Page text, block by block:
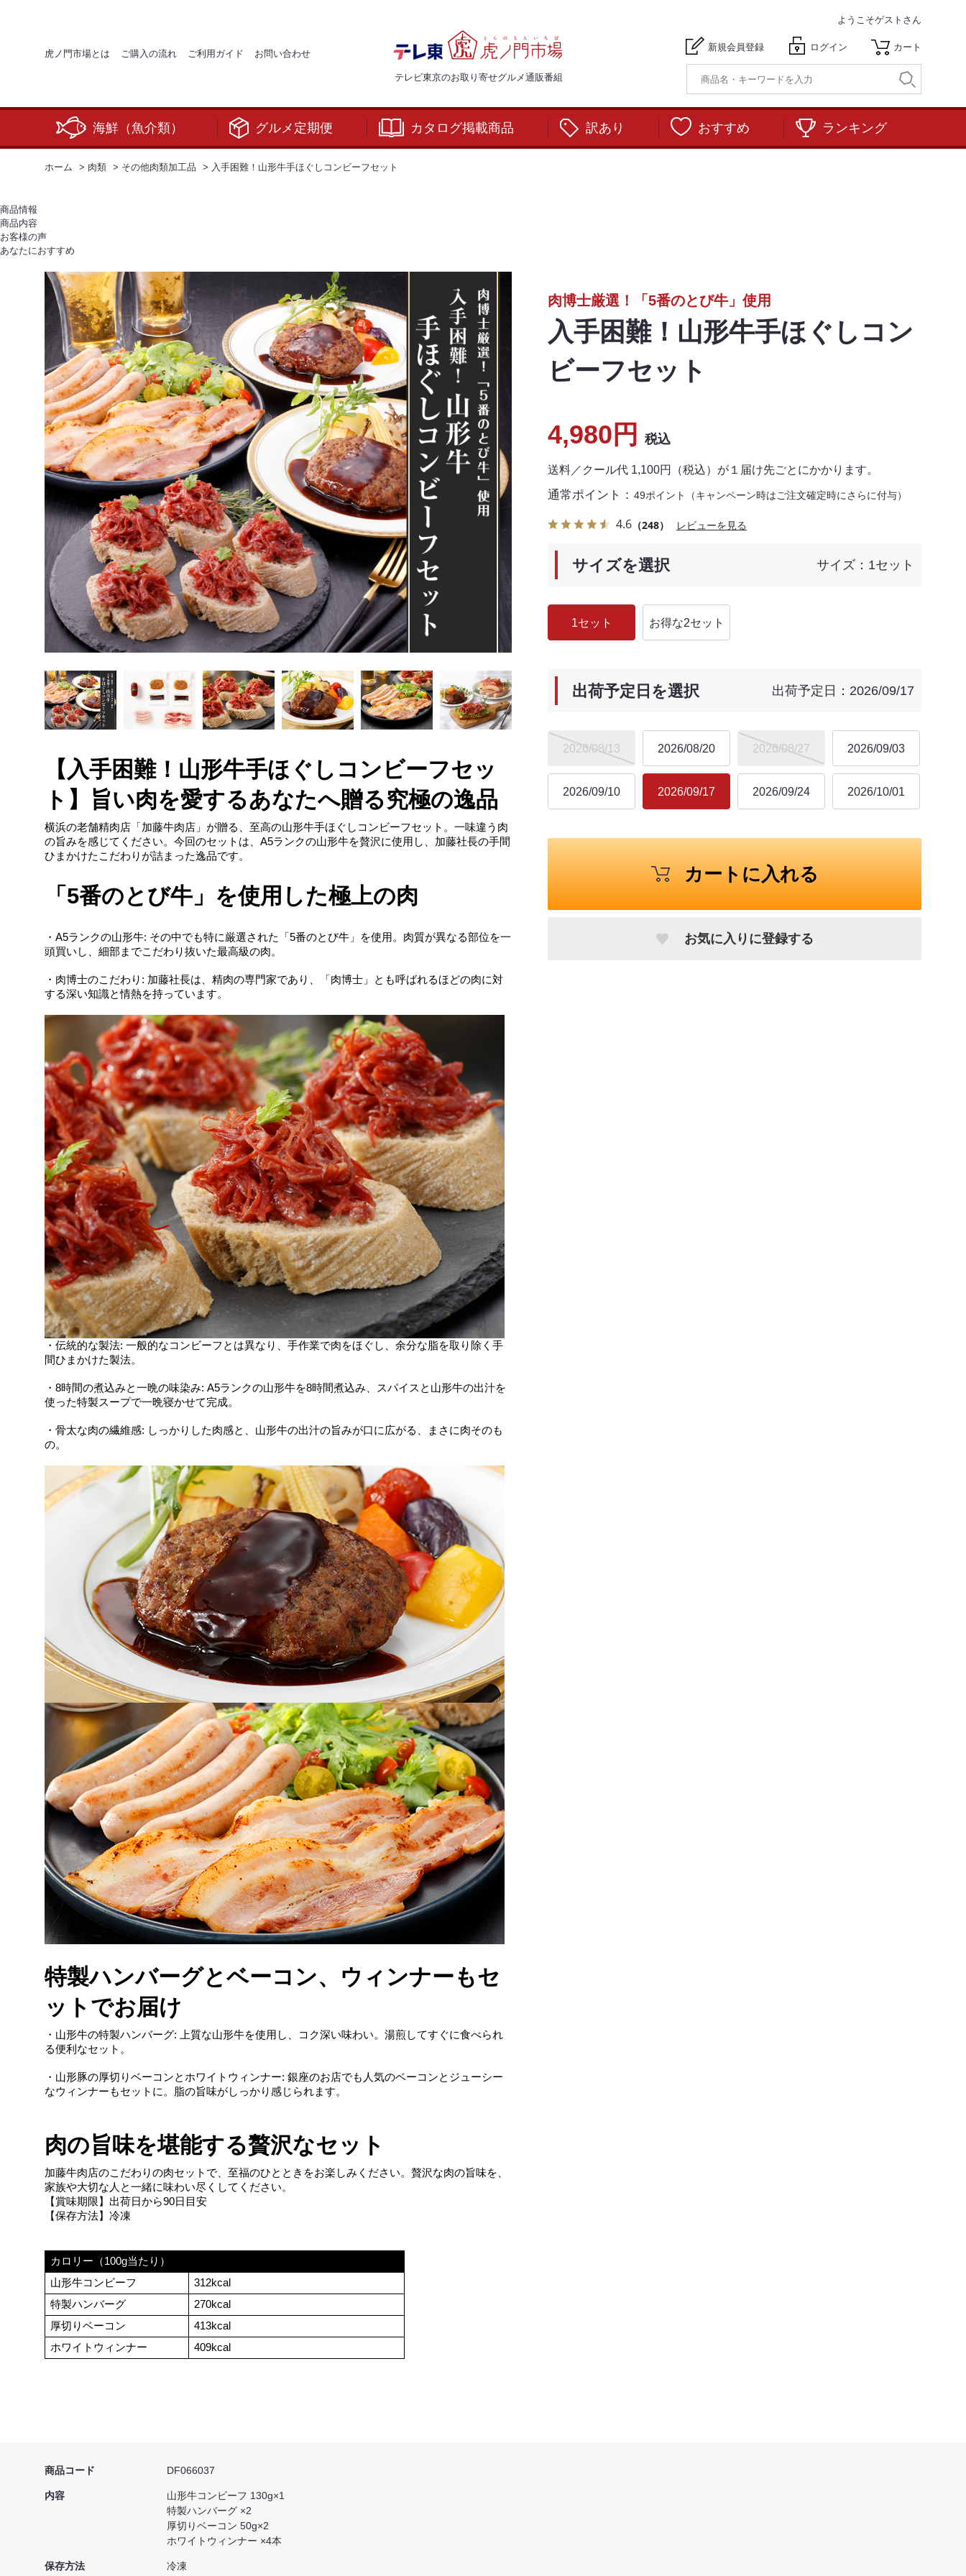
虎ノ門市場とは ご購入の流れ ご利用ガイド お問い合わせ
テレビ東京のお取り寄せグルメ通販番組
ようこそゲストさん
新規会員登録 ログイン カート
海鮮（魚介類） グルメ定期便 カタログ掲載商品 訳あり おすすめ ランキング
ホーム > 肉類 > その他肉類加工品 > 入手困難！山形牛手ほぐしコンビーフセット
商品情報
商品内容
お客様の声
あなたにおすすめ
【入手困難！山形牛手ほぐしコンビーフセッ
ト】旨い肉を愛するあなたへ贈る究極の逸品
横浜の老舗精肉店「加藤牛肉店」が贈る、至高の山形牛手ほぐしコンビーフセット 。一味違う肉
の旨みを感じてください。今回のセットは、 A5ランクの山形牛を贅沢に使用し、加藤社長の手間
ひまかけたこだわりが詰まった逸品です。
「5番のとび牛」を使用した極上の肉
・A5ランクの山形牛: その中でも特に厳選された「5番のとび牛」を使用。肉質が異なる部位を一
頭買いし、細部までこだわり抜いた最高級の肉。
・肉博士のこだわり: 加藤社長は、精肉の専門家であり、「肉博士」とも呼ばれるほどの肉に対
する深い知識と情熱を持っています。
・伝統的な製法: 一般的なコンビーフとは異なり、 手作業で肉をほぐし、余分な脂を取り除く 手
間ひまかけた製法。
・8時間の煮込みと一晩の味染み: A5ランクの山形牛を8時間煮込み、スパイスと山形牛の出汁を
使った特製スープで一晩寝かせて完成。
・骨太な肉の繊維感: しっかりした肉感と、山形牛の出汁の旨みが口に広がる、まさに肉そのも
の。
特製ハンバーグとベーコン、ウィンナーもセ
ットでお届け
・山形牛の特製ハンバーグ: 上質な山形牛を使用し、コク深い味わい。湯煎してすぐに食べられ
る便利なセット。
・山形豚の厚切りベーコンとホワイトウィンナー: 銀座のお店でも人気のベーコンとジューシー
なウィンナーもセットに。脂の旨味がしっかり感じられます。
肉の旨味を堪能する贅沢なセット
加藤牛肉店のこだわりの肉セットで、至福のひとときをお楽しみください。贅沢な肉の旨味を、
家族や大切な人と一緒に味わい尽くしてください。
【賞味期限】出荷日から90日目安
【保存方法】冷凍
カロリー（100g当たり）
山形牛コンビーフ
312kcal
特製ハンバーグ
270kcal
厚切りベーコン
413kcal
ホワイトウィンナー
409kcal
肉博士厳選！「5番のとび牛」使用
入手困難！山形牛手ほぐしコン
ビーフセット
4,980円 税込
送料／クール代 1,100円（税込）が１届け先ごとにかかります。
通常ポイント： 49ポイント（キャンペーン時はご注文確定時にさらに付与）
4.6 （248） レビューを見る
サイズを選択 サイズ：1セット
1セット お得な2セット
出荷予定日を選択 出荷予定日：2026/09/17
2026/08/13 2026/08/20 2026/08/27 2026/09/03
2026/09/10 2026/09/17 2026/09/24 2026/10/01
カートに入れる
お気に入りに登録する
商品コード DF066037
内容
山形牛コンビーフ 130g×1
特製ハンバーグ ×2
厚切りベーコン 50g×2
ホワイトウィンナー ×4本
保存方法 冷凍